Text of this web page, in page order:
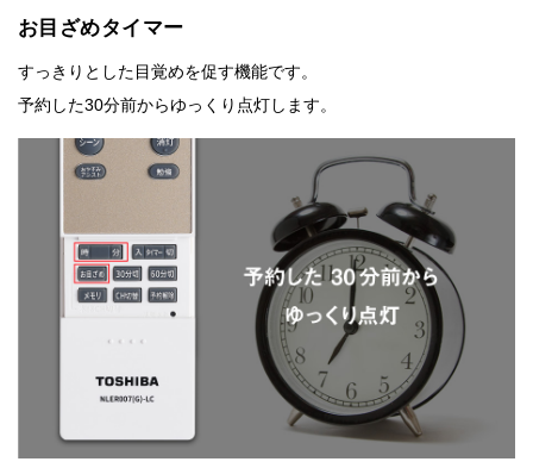
お目ざめタイマー
すっきりとした目覚めを促す機能です。
予約した30分前からゆっくり点灯します。